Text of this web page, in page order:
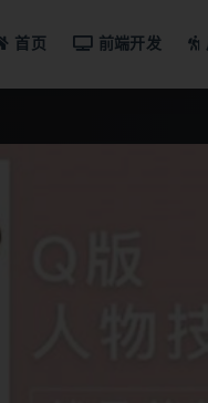
首页 前端开发